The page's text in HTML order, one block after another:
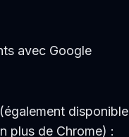
avec Google
(également disponible
plus de Chrome) :